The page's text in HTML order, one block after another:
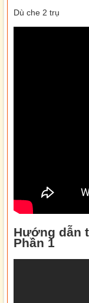
Dù che 2 trụ
Hướng dẫn
Phần 1